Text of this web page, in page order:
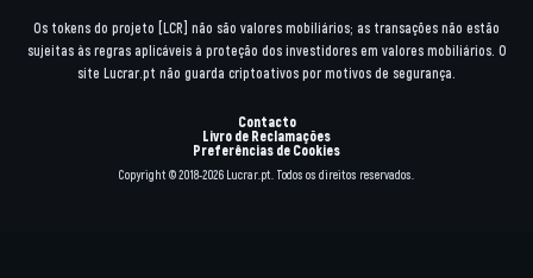
Os tokens do projeto [LCR] não são valores mobiliários; as transações não estão
sujeitas às regras aplicáveis à proteção dos investidores em valores mobiliários. O
site Lucrar.pt não guarda criptoativos por motivos de segurança.
Contacto
Livro de Reclamações
Preferências de Cookies
Copyright © 2018-2026 Lucrar.pt. Todos os direitos reservados.